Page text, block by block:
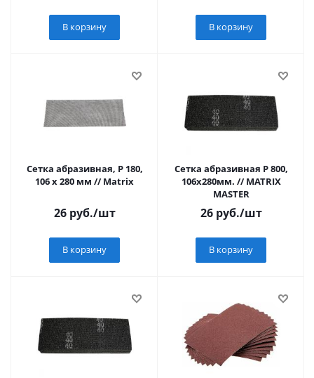
В корзину В корзину
Сетка абразивная, P 180,
106 х 280 мм // Matrix
26руб./шт
В корзину
Сетка абразивная Р 800,
106х280мм. // MATRIX
MASTER
26руб./шт
В корзину